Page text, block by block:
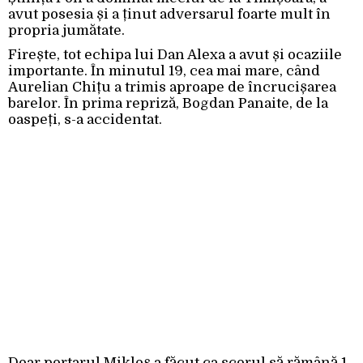
avut posesia și a ținut adversarul foarte mult în
propria jumătate.
Firește, tot echipa lui Dan Alexa a avut și ocaziile
importante. În minutul 19, cea mai mare, când
Aurelian Chițu a trimis aproape de încrucișarea
barelor. În prima repriză, Bogdan Panaite, de la
oaspeți, s-a accidentat.